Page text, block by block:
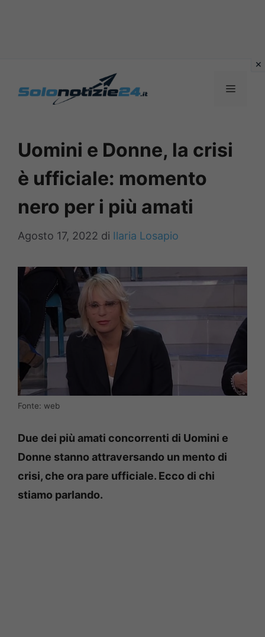
MENU
Uomini e Donne, la crisi
è ufficiale: momento
nero per i più amati
Agosto 17, 2022 di Ilaria Losapio
Fonte: web
Due dei più amati concorrenti di Uomini e
Donne stanno attraversando un mento di
crisi, che ora pare ufficiale. Ecco di chi
stiamo parlando.